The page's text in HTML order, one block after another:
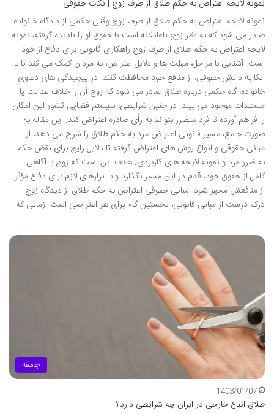
نمونه لایحه اعتراض به حکم طلاق از طرف زوج | نکات حقوقی
نمونه لایحه اعتراض به حکم طلاق از طرف زوج وقتی حکمی از دادگاه خانواده
صادر می شود که به نظر زوج ناعادلانه است یا حقوق او را نادیده گرفته، نمونه
لایحه اعتراض به حکم طلاق از طرف زوج راهکاری قانونی برای دفاع از خود
است. آشنایی با مراحل، مهلت ها و دلایل اعتراض، به مردان کمک می کند تا با
اتکا به دانش حقوقی، از منافع خود محافظت کنند. در پیچیدگی های دعاوی
خانواده، گاه حکمی درباره طلاق صادر می شود که زوج آن را خلاف عدالت یا
مستندات موجود می بیند. در چنین شرایطی، سیستم قضایی کشور این امکان
را فراهم آورده تا فرد متضرر بتواند به رأی صادره اعتراض کند. این مقاله به
صورت جامع، مسیر قانونی اعتراض مرد به حکم طلاق را شرح می دهد، از
مبانی حقوقی و انواع روش های اعتراض گرفته تا دلایل رایج برای نقض حکم
به ضرر مرد و نمونه لایحه های کاربردی. هدف این است که زوج با آگاهی
کامل از حقوق خود، قدم در این مسیر بگذارد و با ابزارهای لازم برای دفاع مؤثر
از منافعش مجهز شود. مبانی حقوقی اعتراض به حکم طلاق از دیدگاه زوج
درک درست از مبانی قانونی، نخستین گام برای هر اعتراضی است. زمانی که
…
جامعه
1403/01/07
طلاق اتباع خارجی در ایران چه شرایطی دارد؟